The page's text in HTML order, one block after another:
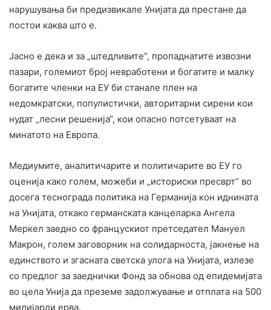
нарушувања би предизвикале Унијата да престане да
постои каква што е.
Јасно е дека и за „штедливите“, пропаднатите извозни
пазари, големиот број невработени и богатите и малку
богатите членки на ЕУ би станале плен на
недомкратски, популистички, авторитарни сирени кои
нудат „лесни решенија“, кои опасно потсетуваат на
минатото на Европа.
Медиумите, аналитичарите и политичарите во ЕУ го
оценија како голем, можеби и „историски пресврт“ во
досега теснограда политика на Германија кон иднината
на Унијата, откако германската канцеларка Ангела
Меркел заедно со францускиот претседател Мануел
Макрон, голем заговорник на солидарноста, јакнење на
единството и згасната светска улога на Унијата, излезе
со предлог за заеднички Фонд за обнова од епидемијата
во цела Унија да преземе задолжување и отплата на 500
милијарди ерва.